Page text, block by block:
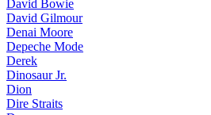
David Bowie
David Gilmour
Denai Moore
Depeche Mode
Derek
Dinosaur Jr.
Dion
Dire Straits